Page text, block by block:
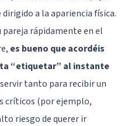
a la apariencia física.
rápidamente en el
es bueno que acordéis
“etiquetar” al instante
tanto para recibir un
críticos (por ejemplo,
riesgo de querer ir